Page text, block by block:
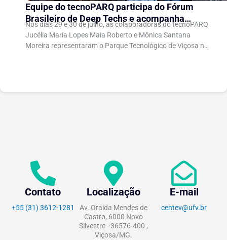
Equipe do tecnoPARQ participa do Fórum
Brasileiro de Deep Techs e acompanha
debates sobre políticas para inovação
científica
Nos dias 29 e 30 de julho, as colaboradoras do tecnoPARQ
Jucélia Maria Lopes Maia Roberto e Mônica Santana
Moreira representaram o Parque Tecnológico de Viçosa no
Contato
+55 (31) 3612-1281
Localização
Av. Oraida Mendes de
Castro, 6000 Novo
Silvestre - 36576-400 ,
Viçosa/MG.
E-mail
centev@ufv.br